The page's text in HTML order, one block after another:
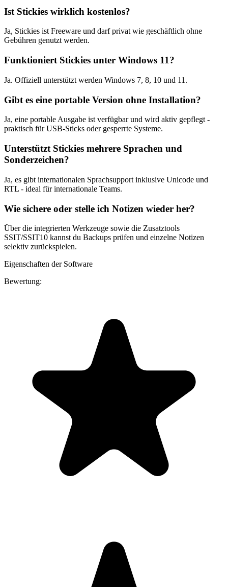
Ist Stickies wirklich kostenlos?
Ja, Stickies ist Freeware und darf privat wie geschäftlich ohne
Gebühren genutzt werden.
Funktioniert Stickies unter Windows 11?
Ja. Offiziell unterstützt werden Windows 7, 8, 10 und 11.
Gibt es eine portable Version ohne Installation?
Ja, eine portable Ausgabe ist verfügbar und wird aktiv gepflegt -
praktisch für USB-Sticks oder gesperrte Systeme.
Unterstützt Stickies mehrere Sprachen und
Sonderzeichen?
Ja, es gibt internationalen Sprachsupport inklusive Unicode und
RTL - ideal für internationale Teams.
Wie sichere oder stelle ich Notizen wieder her?
Über die integrierten Werkzeuge sowie die Zusatztools
SSIT/SSIT10 kannst du Backups prüfen und einzelne Notizen
selektiv zurückspielen.
Eigenschaften der Software
Bewertung: